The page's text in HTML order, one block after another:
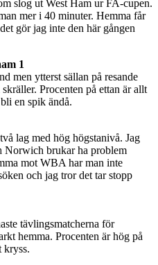
slog ut West Ham ur FA-cupen.
mer i 40 minuter. Hemma får
gör jag inte den här gången
1
men ytterst sällan på resande
Procenten på ettan är allt
en spik ändå.
lag med hög högstanivå. Jag
Norwich brukar ha problem
mot WBA har man inte
och jag tror det tar stopp
tävlingsmatcherna för
hemma. Procenten är hög på
kryss.